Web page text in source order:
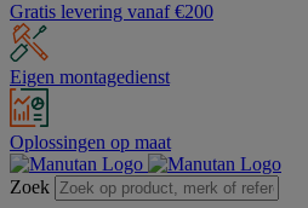
Gratis levering vanaf €200
Eigen montagedienst
Oplossingen op maat
Zoek